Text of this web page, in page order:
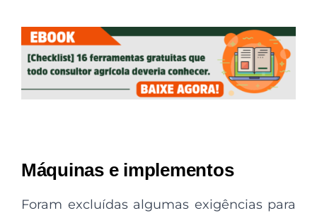
Máquinas e implementos
Foram excluídas algumas exigências para